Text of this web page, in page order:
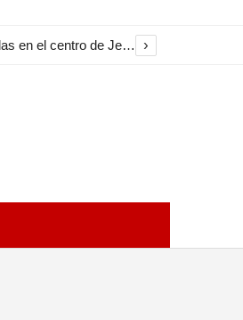
El Ayuntamiento inicia la restauración de las marquesinas de Plaza Esteve para volver a instalarlas en el centro de Jerez ›